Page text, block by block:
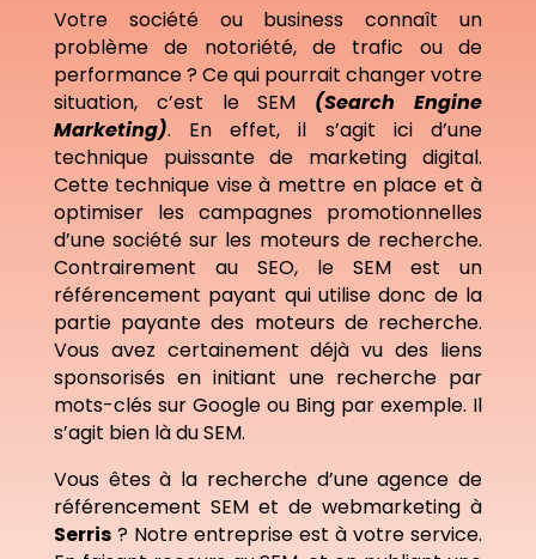
Votre société ou business connaît un
problème de notoriété, de trafic ou de
performance ? Ce qui pourrait changer votre
situation, c’est le SEM (Search Engine
Marketing). En effet, il s’agit ici d’une
technique puissante de marketing digital.
Cette technique vise à mettre en place et à
optimiser les campagnes promotionnelles
d’une société sur les moteurs de recherche.
Contrairement au SEO, le SEM est un
référencement payant qui utilise donc de la
partie payante des moteurs de recherche.
Vous avez certainement déjà vu des liens
sponsorisés en initiant une recherche par
mots-clés sur Google ou Bing par exemple. Il
s’agit bien là du SEM.
Vous êtes à la recherche d’une agence de
référencement SEM et de webmarketing à
Serris? Notre entreprise est à votre service.